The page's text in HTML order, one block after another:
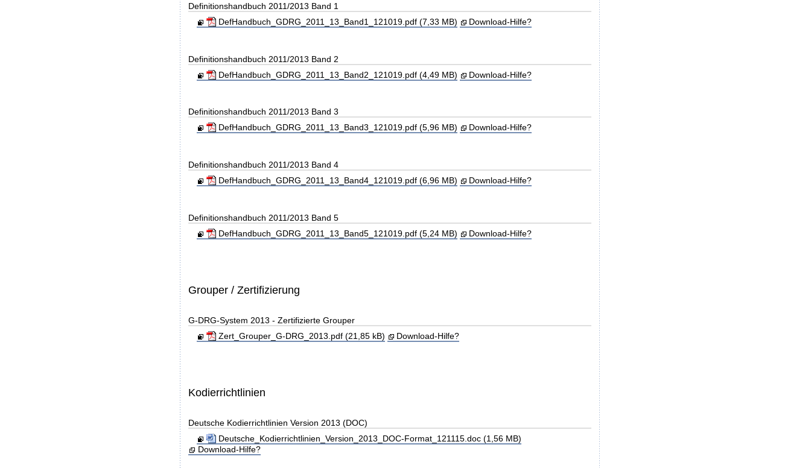
Definitionshandbuch 2011/2013 Band 1
DefHandbuch_GDRG_2011_13_Band1_121019.pdf (7,33 MB)
Download-Hilfe?
Definitionshandbuch 2011/2013 Band 2
DefHandbuch_GDRG_2011_13_Band2_121019.pdf (4,49 MB)
Download-Hilfe?
Definitionshandbuch 2011/2013 Band 3
DefHandbuch_GDRG_2011_13_Band3_121019.pdf (5,96 MB)
Download-Hilfe?
Definitionshandbuch 2011/2013 Band 4
DefHandbuch_GDRG_2011_13_Band4_121019.pdf (6,96 MB)
Download-Hilfe?
Definitionshandbuch 2011/2013 Band 5
DefHandbuch_GDRG_2011_13_Band5_121019.pdf (5,24 MB)
Download-Hilfe?
Grouper / Zertifizierung
G-DRG-System 2013 - Zertifizierte Grouper
Zert_Grouper_G-DRG_2013.pdf (21,85 kB)
Download-Hilfe?
Kodierrichtlinien
Deutsche Kodierrichtlinien Version 2013 (DOC)
Deutsche_Kodierrichtlinien_Version_2013_DOC-Format_121115.doc (1,56 MB)
Download-Hilfe?